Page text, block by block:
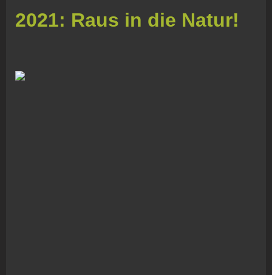
2021: Raus in die Natur!